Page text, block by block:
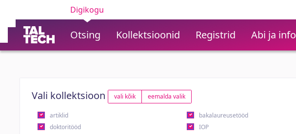
Digikogu
Otsing Kollektsioonid Registrid Abi ja info
Vali kollektsioon vali kõik eemalda valik
artiklid bakalaureusetööd
doktoritööd
IOP